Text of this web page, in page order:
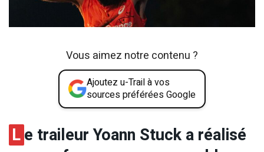
Vous aimez notre contenu ?
Ajoutez u-Trail à vos
sources préférées Google
Le traileur Yoann Stuck a réalisé